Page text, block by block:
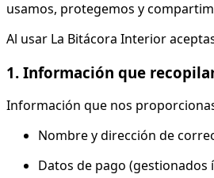
usamos, protegemos y
Al usar La Bitácora Interior
1. Información que
Información que nos
Nombre y dirección de
Datos de pago